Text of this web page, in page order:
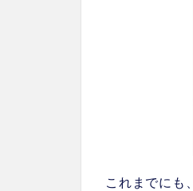
これまでにも